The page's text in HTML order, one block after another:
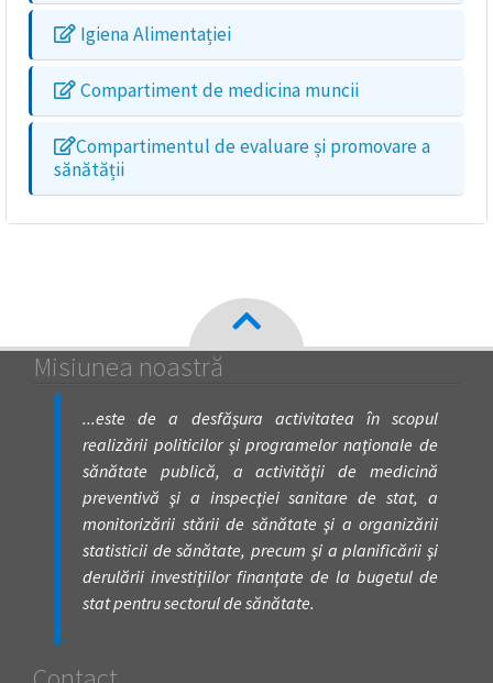
Igiena Alimentației
Compartiment de medicina muncii
Compartimentul de evaluare și promovare a
sănătății
Misiunea noastră
...este de a desfăşura activitatea în scopul
realizării politicilor şi programelor naţionale de
sănătate publică, a activităţii de medicină
preventivă şi a inspecţiei sanitare de stat, a
monitorizării stării de sănătate şi a organizării
statisticii de sănătate, precum şi a planificării şi
derulării investiţiilor finanţate de la bugetul de
stat pentru sectorul de sănătate.